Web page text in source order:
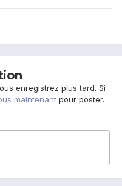
enregistrez plus tard. Si
maintenant pour poster.